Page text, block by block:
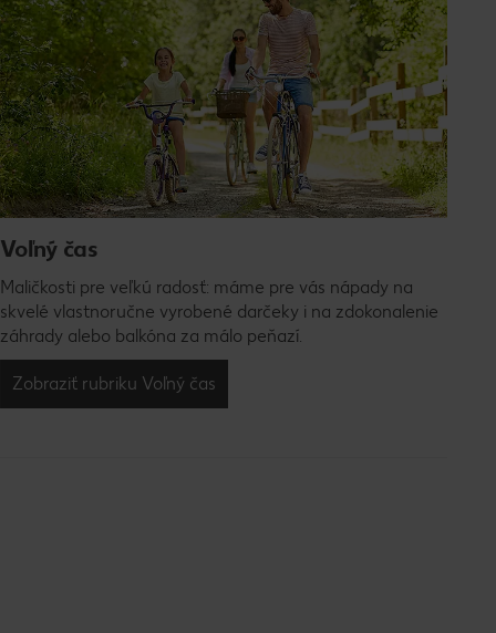
Voľný čas
Maličkosti pre veľkú radosť: máme pre vás nápady na
skvelé vlastnoručne vyrobené darčeky i na zdokonalenie
záhrady alebo balkóna za málo peňazí.
Zobraziť rubriku Voľný čas